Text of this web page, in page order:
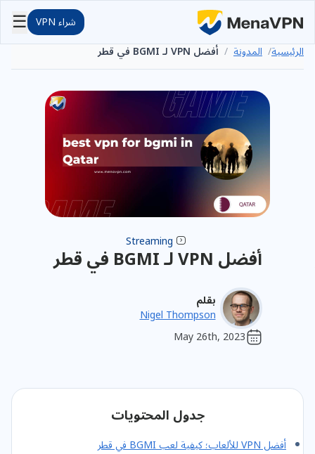
شراء VPN ☰
الرئيسية/ المدونة / أفضل VPN لـ BGMI في قطر
Streaming
أفضل VPN لـ BGMI في قطر
بقلم
Nigel Thompson
May 26th, 2023
جدول المحتويات
أفضل VPN للألعاب؛ كيفية لعب BGMI في قطر